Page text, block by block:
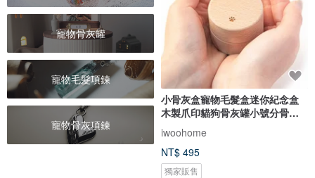
寵物骨灰罐
寵物毛髮項鍊
寵物骨灰項鍊
小骨灰盒寵物毛髮盒迷你紀念盒
木製爪印貓狗骨灰罐小號分骨骨
iwoohome
NT$ 495
獨家販售